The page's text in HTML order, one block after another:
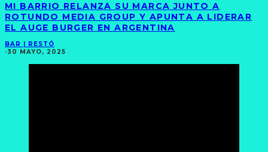
MI BARRIO RELANZA SU MARCA JUNTO A
ROTUNDO MEDIA GROUP Y APUNTA A LIDERAR
EL AUGE BURGER EN ARGENTINA
BAR | RESTÓ
·30 MAYO, 2025